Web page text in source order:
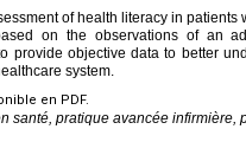
of health literacy in
on the observations of an
provide objective data to better
system.
en PDF.
santé, pratique avancée infirmière,